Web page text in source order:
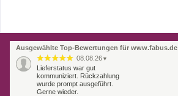
Ausgewählte Top-Bewertungen für www.fabus.de
08.08.26 ▼
Lieferstatus war gut
kommuniziert. Rückzahlung
wurde prompt ausgeführt.
Gerne wieder.